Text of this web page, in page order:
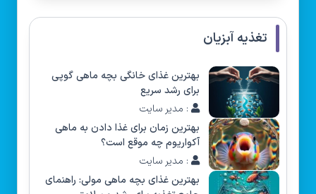
تغذیه آبزیان
بهترین غذای خانگی بچه ماهی گوپی
برای رشد سریع
: مدیر سایت
بهترین زمان برای غذا دادن به ماهی
آکواریوم چه موقع است؟
: مدیر سایت
بهترین غذای بچه ماهی مولی: راهنمای